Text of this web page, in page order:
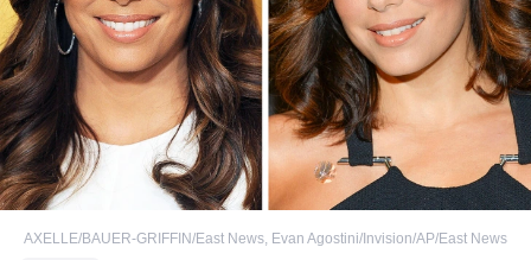
AXELLE/BAUER-GRIFFIN/East News, Evan Agostini/Invision/AP/East News